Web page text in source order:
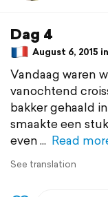
Dag 4
August 6, 2015
Vandaag waren
vanochtend
bakker gehaald
smaakte een
even
Read
See translation